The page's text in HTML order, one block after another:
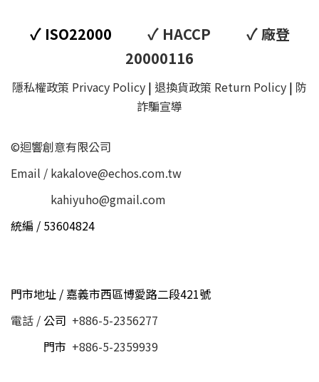
✓ISO22000 ✓HACCP ✓廠登
20000116
隱私權政策 Privacy Policy | 退換貨政策 Return Policy | 防
詐騙宣導
©迴響創意有限公司
Email / kakalove@echos.com.tw
kahiyuho@gmail.com
統編 / 53604824
門市地址 / 嘉義市西區博愛路二段421號
電話 / 公司 +886-5-2356277
門市 +886-5-2359939